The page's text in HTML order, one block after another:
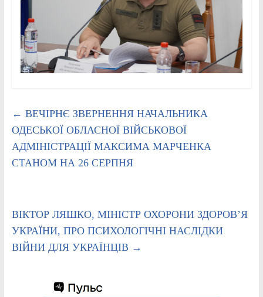
← ВЕЧІРНЄ ЗВЕРНЕННЯ НАЧАЛЬНИКА
ОДЕСЬКОЇ ОБЛАСНОЇ ВІЙСЬКОВОЇ
АДМІНІСТРАЦІЇ МАКСИМА МАРЧЕНКА
СТАНОМ НА 26 СЕРПНЯ
ВІКТОР ЛЯШКО, МІНІСТР ОХОРОНИ ЗДОРОВ’Я
УКРАЇНИ, ПРО ПСИХОЛОГІЧНІ НАСЛІДКИ
ВІЙНИ ДЛЯ УКРАЇНЦІВ →